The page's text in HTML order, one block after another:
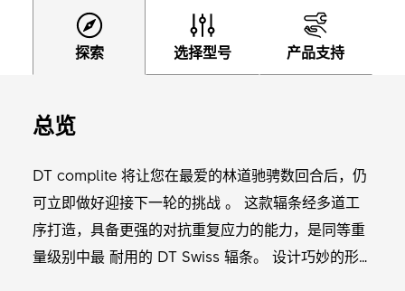
探索 选择型号 产品支持
总览
DT complite 将让您在最爱的林道驰骋数回合后，仍
可立即做好迎接下一轮的挑战 。 这款辐条经多道工
序打造，具备更强的对抗重复应力的能力，是同等重
量级别中最 耐用的 DT Swiss 辐条。 设计巧妙的形